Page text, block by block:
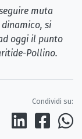
muta
dinamico, si
oggi il punto
Pollino.
Condividi su: